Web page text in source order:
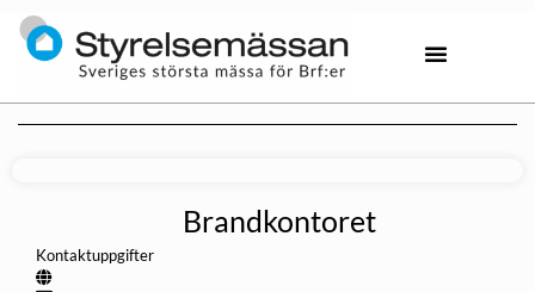
Brandkontoret
Kontaktuppgifter